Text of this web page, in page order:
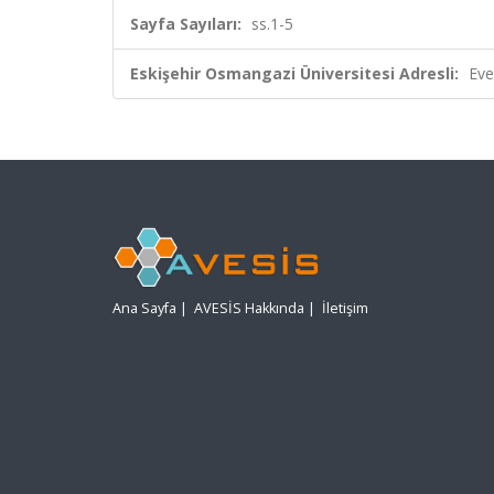
Sayfa Sayıları: ss.1-5
Eskişehir Osmangazi Üniversitesi Adresli:
Ana Sayfa | AVESİS Hakkında | İletişim